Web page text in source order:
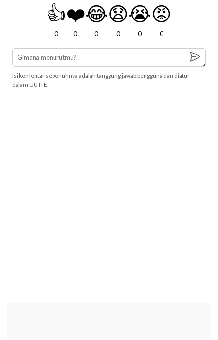
👍
0
❤️
0
😂
0
😧
0
😭
0
😡
0
Isi komentar sepenuhnya adalah tanggung jawab pengguna dan diatur
dalam UU ITE